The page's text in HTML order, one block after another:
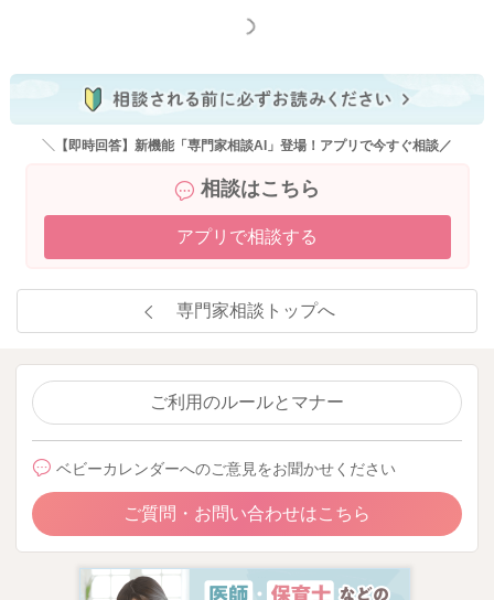
もっと見る
＼【即時回答】新機能「専門家相談AI」登場！アプリで今すぐ相談／
相談はこちら
アプリで相談する
専門家相談トップへ
ご利用のルールとマナー
ベビーカレンダーへのご意見をお聞かせください
ご質問・お問い合わせはこちら